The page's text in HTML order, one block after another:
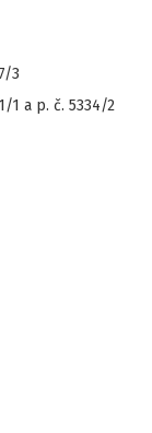
3
1 a p. č. 5334/2